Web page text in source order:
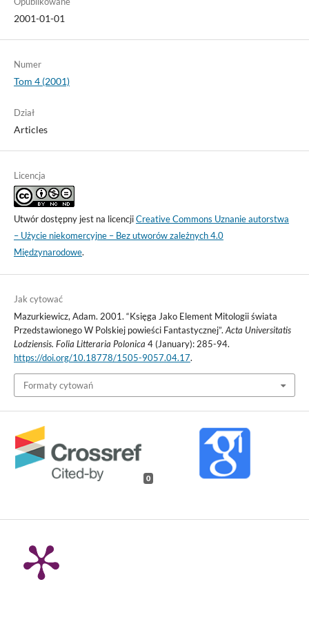
2001-01-01
Numer
Tom 4 (2001)
Dział
Articles
Licencja
Utwór dostępny jest na licencjiCreative Commons Uznanie autorstwa
– Użycie niekomercyjne – Bez utworów zależnych 4.0
Międzynarodowe.
Jak cytować
Mazurkiewicz, Adam. 2001. “Księga Jako Element Mitologii świata
Przedstawionego W Polskiej powieści Fantastycznej”. Acta Universitatis
Lodziensis. Folia Litteraria Polonica 4 (January): 285-94.
https://doi.org/10.18778/1505-9057.04.17.
Formaty cytowań
0